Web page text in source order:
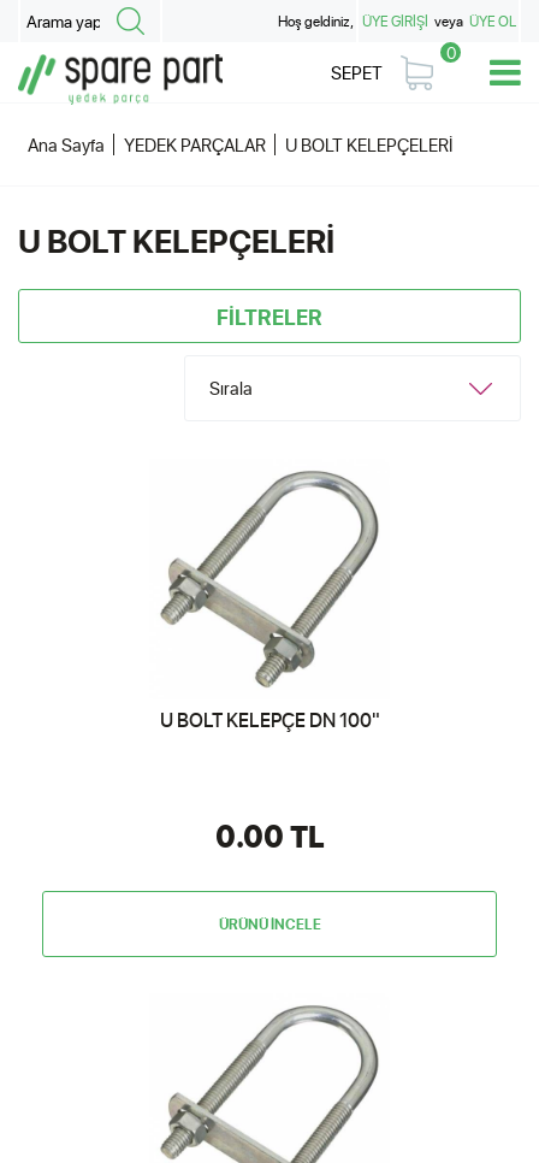
Hoş geldiniz, ÜYE GİRİŞİ veya ÜYE OL
SEPET
0
Ana Sayfa YEDEK PARÇALAR U BOLT KELEPÇELERİ
U BOLT KELEPÇELERİ
FİLTRELER
U BOLT KELEPÇE DN 100"
0.00 TL
ÜRÜNÜ İNCELE